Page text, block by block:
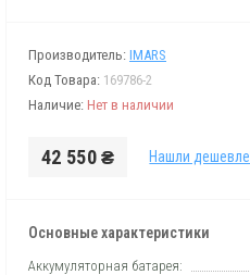
Производитель: IMARS
Код Товара: 169786-2
Наличие: Нет в наличии
42 550 ₴ Нашли
Основные характеристики
Аккумуляторная батарея: